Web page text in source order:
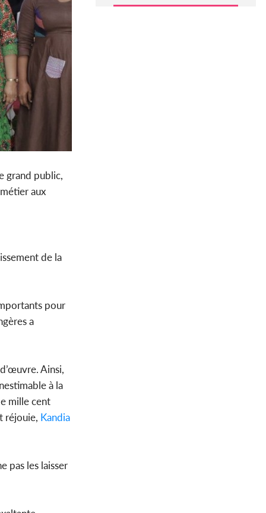
grand public,
aux
de la
pour
a
Ainsi,
à la
mille cent
réjouie, Kandia
pas les laisser